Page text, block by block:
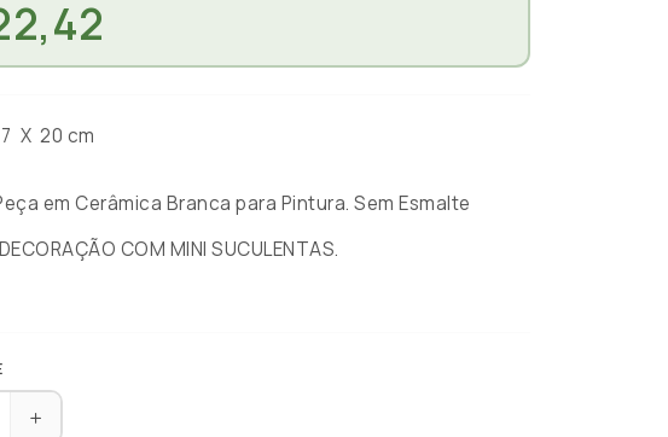
7 X 20 cm
em Cerâmica Branca para Pintura. Sem Esmalte
COM MINI SUCULENTAS.